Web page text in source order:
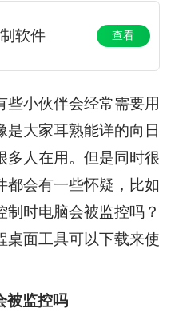
软件 查看
小伙伴会经常需要用
大家耳熟能详的向日
多人在用。但是同时很
都会有一些怀疑，比如
时电脑会被监控吗？
桌面工具可以下载来使
被监控吗